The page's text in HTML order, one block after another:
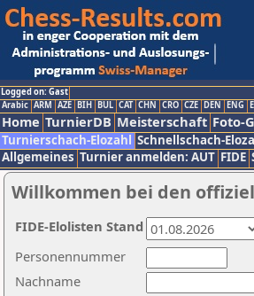
Logged on: Gast
Arabic ARM AZE BIH BUL CAT CHN CRO CZE DEN ENG
Home TurnierDB Meisterschaft Foto-
Turnierschach-Elozahl Schnellschach-
Allgemeines Turnier anmelden: AUT FIDE
Willkommen bei den
Nachname
Personennummer
FIDE-Elolisten Stand